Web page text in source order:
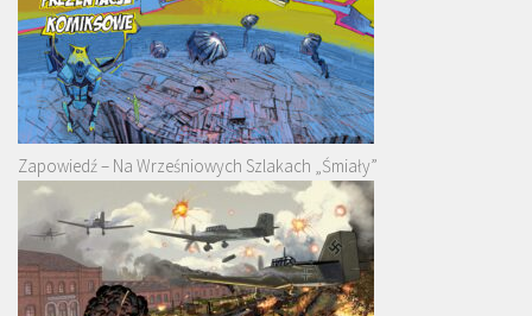
Zapowiedź – Na Wrześniowych Szlakach „Śmiały”